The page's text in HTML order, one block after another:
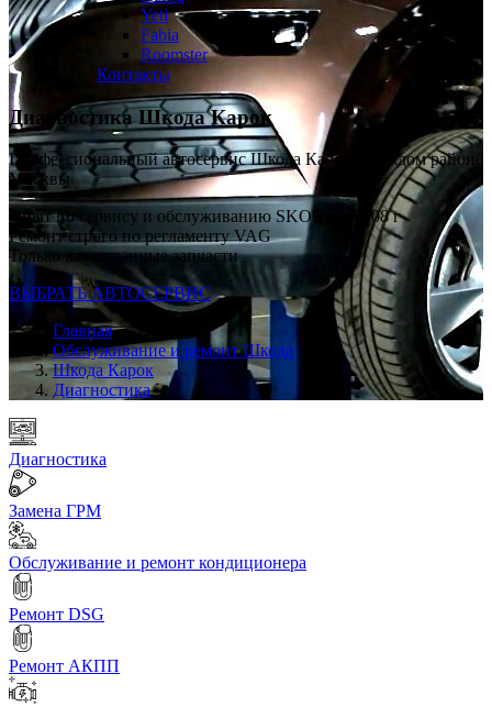
Yeti
Fabia
Roomster
Контакты
ДиагностикаШкода Карок
Профессиональный автосервис Шкода Карок в каждом районе
Москвы
Опыт по сервису и обслуживанию SKODA с 2008 г
Ремонт строго по регламенту VAG
Только качественные запчасти
ВЫБРАТЬ АВТОСЕРВИС
Главная
Обслуживание и ремонт Шкода
Шкода Карок
Диагностика
Диагностика
Замена ГРМ
Обслуживание и ремонт кондиционера
Ремонт DSG
Ремонт АКПП